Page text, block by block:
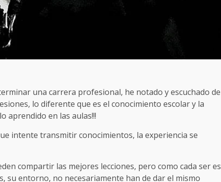
una carrera profesional, he notado y escuchado de
lo diferente que es el conocimiento escolar y la
aprendido en las aulas!!!
intente transmitir conocimientos, la experiencia se
compartir las mejores lecciones, pero como cada ser es
su entorno, no necesariamente han de dar el mismo